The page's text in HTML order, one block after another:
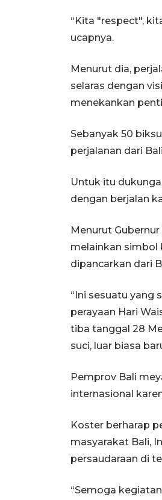
“Kita "respect",
ucapnya.
Menurut dia,
selaras dengan
menekankan
Sebanyak 50
perjalanan dari
Untuk itu
dengan berjalan
Menurut
melainkan simbol
dipancarkan dari
“Ini sesuatu yang
perayaan Hari
tiba tanggal 28
suci, luar biasa
Pemprov Bali
internasional
Koster berharap
masyarakat Bali,
persaudaraan di
“Semoga